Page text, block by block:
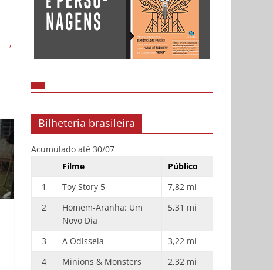
→
Bilheteria brasileira
Acumulado até 30/07
Filme
Público
1
Toy Story 5
7,82 mi
2
Homem-Aranha: Um
Novo Dia
5,31 mi
3 A Odisseia
3,22 mi
4
Minions & Monsters
2,32 mi